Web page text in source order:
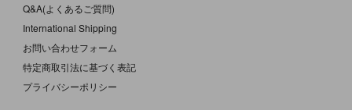
Q&A(よくあるご質問)
International Shipping
お問い合わせフォーム
特定商取引法に基づく表記
プライバシーポリシー